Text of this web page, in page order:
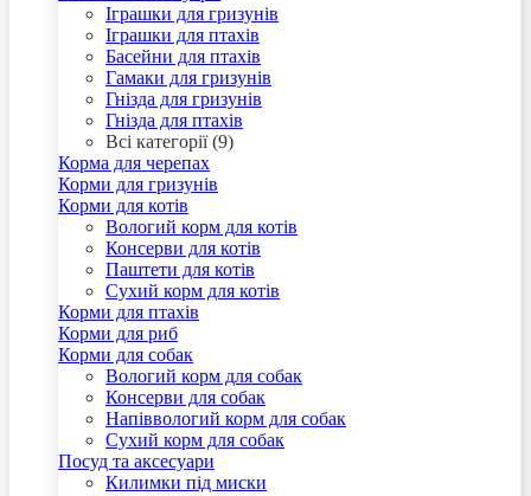
Іграшки для гризунів
Іграшки для птахів
Басейни для птахів
Гамаки для гризунів
Гнізда для гризунів
Гнізда для птахів
Всі категорії (9)
Корма для черепах
Корми для гризунів
Корми для котів
Вологий корм для котів
Консерви для котів
Паштети для котів
Сухий корм для котів
Корми для птахів
Корми для риб
Корми для собак
Вологий корм для собак
Консерви для собак
Напіввологий корм для собак
Сухий корм для собак
Посуд та аксесуари
Килимки під миски